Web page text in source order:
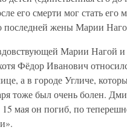
его смерти мог стать
последней жены Марии
Марии Нагой и
Фёдор Иванович
а в городе Угличе,
тоже был очень болен.
мая он погиб, по